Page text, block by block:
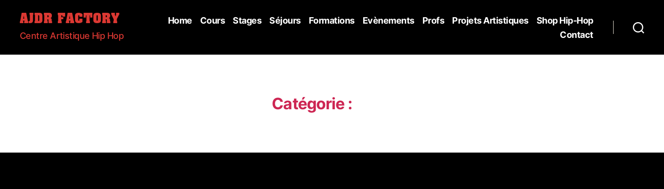
AJDR FACTORY
Centre Artistique Hip Hop
Home Cours Stages Séjours Formations Evènements Profs Projets Artistiques
Shop Hip-Hop
Contact
Catégorie :